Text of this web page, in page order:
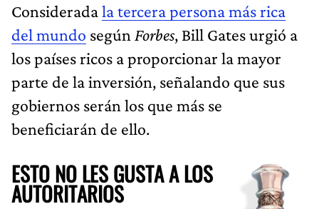
Consideradala tercera persona más rica
del mundo según Forbes, Bill Gates urgió a
los países ricos a proporcionar la mayor
parte de la inversión, señalando que sus
gobiernos serán los que más se
beneficiarán de ello.
ESTO NO LES GUSTA A LOS
AUTORITARIOS